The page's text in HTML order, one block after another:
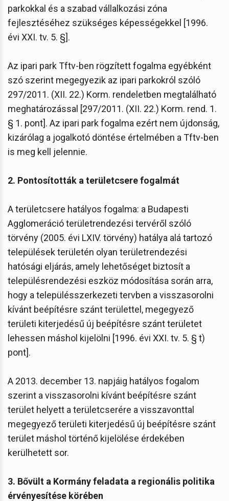
parkokkal és a szabad vállalkozási zóna
fejlesztéséhez szükséges képességekkel [1996.
évi XXI. tv. 5. §].
Az ipari park Tftv-ben rögzített fogalma egyébként
szó szerint megegyezik az ipari parkokról szóló
297/2011. (XII. 22.) Korm. rendeletben megtalálható
meghatározással [297/2011. (XII. 22.) Korm. rend. 1.
§ 1. pont]. Az ipari park fogalma ezért nem újdonság,
kizárólag a jogalkotó döntése értelmében a Tftv-ben
is meg kell jelennie.
2. Pontosították a területcsere fogalmát
A területcsere hatályos fogalma: a Budapesti
Agglomeráció területrendezési tervéről szóló
törvény (2005. évi LXIV. törvény) hatálya alá tartozó
települések területén olyan területrendezési
hatósági eljárás, amely lehetőséget biztosít a
településrendezési eszköz módosítása során arra,
hogy a településszerkezeti tervben a visszasorolni
kívánt beépítésre szánt területtel, megegyező
területi kiterjedésű új beépítésre szánt területet
lehessen máshol kijelölni [1996. évi XXI. tv. 5. § t)
pont].
A 2013. december 13. napjáig hatályos fogalom
szerint a visszasorolni kívánt beépítésre szánt
terület helyett a területcserére a visszavonttal
megegyező területi kiterjedésű új beépítésre szánt
terület máshol történő kijelölése érdekében
kerülhetett sor.
3. Bővült a Kormány feladata a regionális politika
érvényesítése körében